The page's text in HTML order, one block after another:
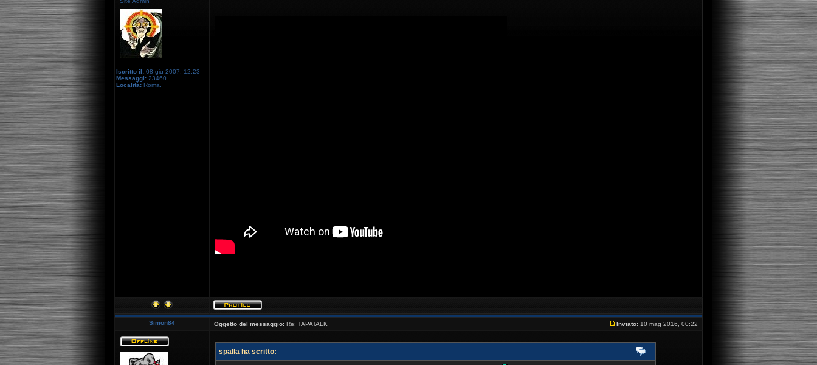
Iscritto il: 08 giu 2007, 12:23
Messaggi: 23460
Località: Roma.
Simon84 Oggetto del messaggio: Re: TAPATALK Inviato: 10 mag 2016, 00:22
spalla ha scritto: